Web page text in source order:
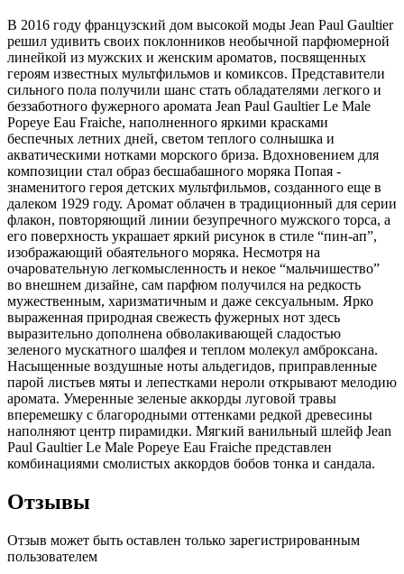
В 2016 году французский дом высокой моды Jean Paul Gaultier
решил удивить своих поклонников необычной парфюмерной
линейкой из мужских и женским ароматов, посвященных
героям известных мультфильмов и комиксов. Представители
сильного пола получили шанс стать обладателями легкого и
беззаботного фужерного аромата Jean Paul Gaultier Le Male
Popeye Eau Fraiche, наполненного яркими красками
беспечных летних дней, светом теплого солнышка и
акватическими нотками морского бриза. Вдохновением для
композиции стал образ бесшабашного моряка Попая -
знаменитого героя детских мультфильмов, созданного еще в
далеком 1929 году. Аромат облачен в традиционный для серии
флакон, повторяющий линии безупречного мужского торса, а
его поверхность украшает яркий рисунок в стиле “пин-ап”,
изображающий обаятельного моряка. Несмотря на
очаровательную легкомысленность и некое “мальчишество”
во внешнем дизайне, сам парфюм получился на редкость
мужественным, харизматичным и даже сексуальным. Ярко
выраженная природная свежесть фужерных нот здесь
выразительно дополнена обволакивающей сладостью
зеленого мускатного шалфея и теплом молекул амброксана.
Насыщенные воздушные ноты альдегидов, приправленные
парой листьев мяты и лепестками нероли открывают мелодию
аромата. Умеренные зеленые аккорды луговой травы
вперемешку с благородными оттенками редкой древесины
наполняют центр пирамидки. Мягкий ванильный шлейф Jean
Paul Gaultier Le Male Popeye Eau Fraiche представлен
комбинациями смолистых аккордов бобов тонка и сандала.
Отзывы
Отзыв может быть оставлен только зарегистрированным
пользователем